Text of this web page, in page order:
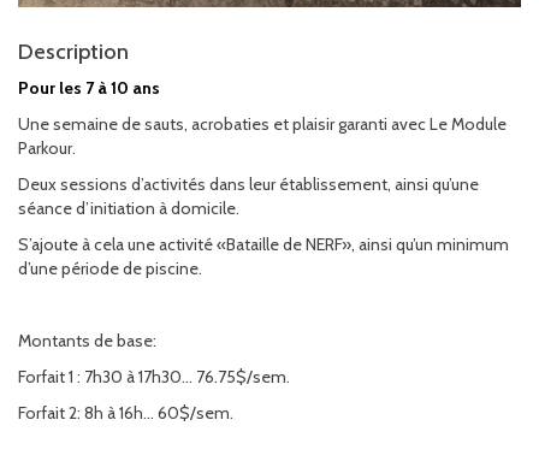
Description
Pour les 7 à 10 ans
Une semaine de sauts, acrobaties et plaisir garanti avec Le Module
Parkour.
Deux sessions d’activités dans leur établissement, ainsi qu’une
séance d’initiation à domicile.
S’ajoute à cela une activité «Bataille de NERF», ainsi qu’un minimum
d’une période de piscine.
Montants de base:
Forfait 1 : 7h30 à 17h30… 76.75$/sem.
Forfait 2: 8h à 16h… 60$/sem.